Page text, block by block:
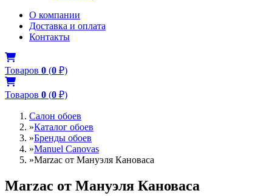
О компании
Доставка и оплата
Контакты
Товаров 0 (0 ₽)
Товаров 0 (0 ₽)
Салон обоев
»Каталог обоев
»Бренды обоев
»Manuel Canovas
»Marzac от Мануэля Кановаса
Marzac от Мануэля Кановаса